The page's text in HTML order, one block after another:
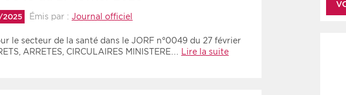
2025 Émis par :Journal officiel
le secteur de la santé dans le JORF n°0049 du 27 février
ARRETES, CIRCULAIRES MINISTERE… Lire la suite